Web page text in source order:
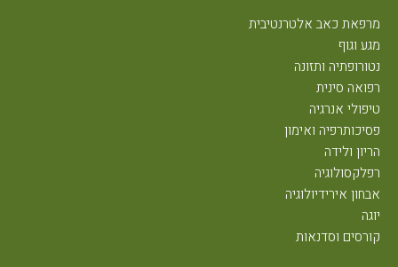
מרפאת כאב אלטרנטיבית
מגע וגוף
נטורופתיה ותזונה
רפואה סינית
טיפולי אנרגיה
פסיכותרפיה ואימון
הריון ולידה
רפלקסולוגיה
אבחון אירידיולוגיה
יוגה
קורסים וסדנאות